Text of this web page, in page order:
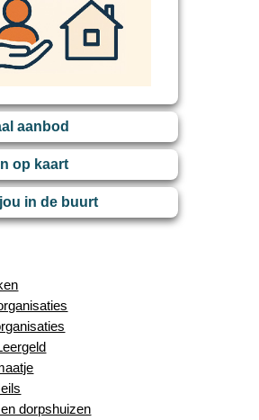
aanbod
op kaart
in de buurt
dorpshuizen